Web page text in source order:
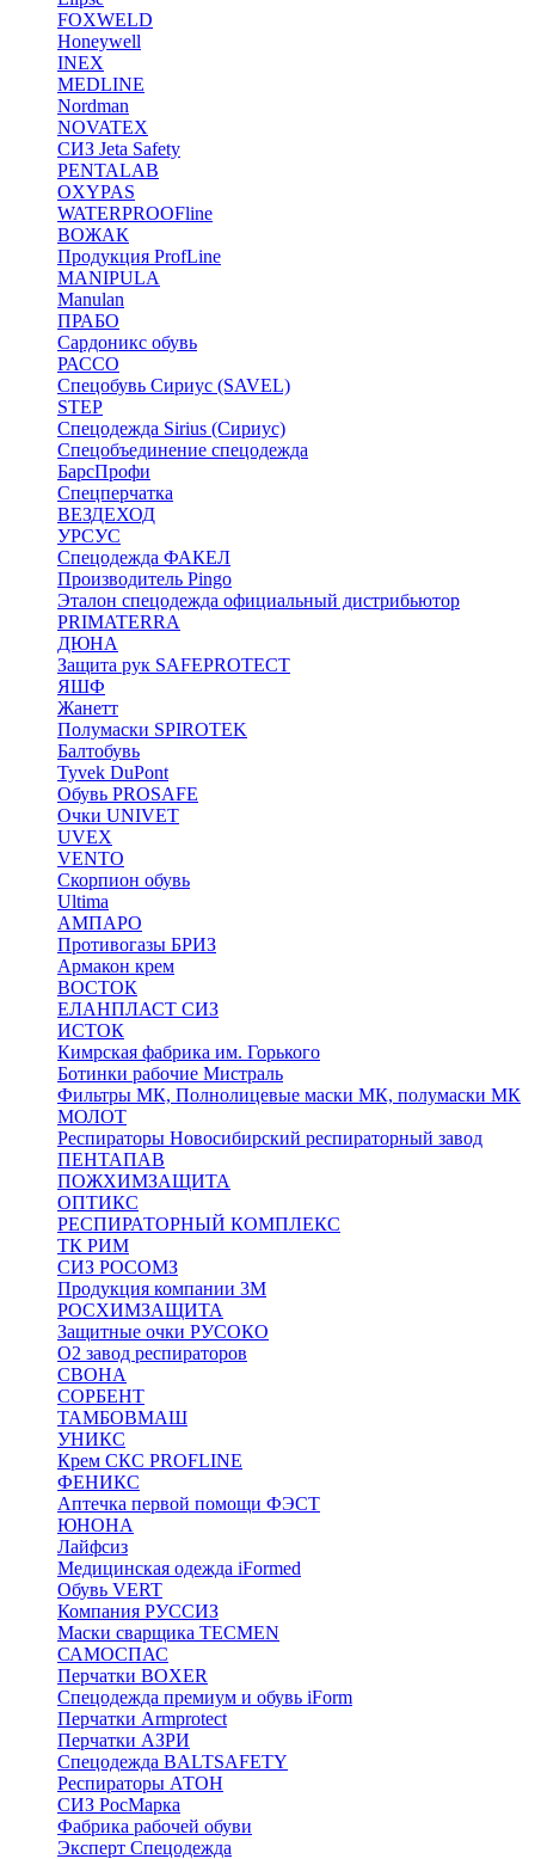
FOXWELD
Honeywell
INEX
MEDLINE
Nordman
NOVATEX
СИЗ Jeta Safety
PENTALAB
OXYPAS
WATERPROOFline
ВОЖАК
Продукция ProfLine
MANIPULA
Manulan
ПРАБО
Сардоникс обувь
РАССО
Спецобувь Сириус (SAVEL)
STEP
Спецодежда Sirius (Сириус)
Спецобъединение спецодежда
БарсПрофи
Спецперчатка
ВЕЗДЕХОД
УРСУС
Спецодежда ФАКЕЛ
Производитель Pingo
Эталон спецодежда официальный дистрибьютор
PRIMATERRA
ДЮНА
Защита рук SAFEPROTECT
ЯШФ
Жанетт
Полумаски SPIROTEK
Балтобувь
Tyvek DuPont
Обувь PROSAFE
Очки UNIVET
UVEX
VENTO
Скорпион обувь
Ultima
АМПАРО
Противогазы БРИЗ
Армакон крем
ВОСТОК
ЕЛАНПЛАСТ СИЗ
ИСТОК
Кимрская фабрика им. Горького
Ботинки рабочие Мистраль
Фильтры МК, Полнолицевые маски МК, полумаски МК
МОЛОТ
Респираторы Новосибирский респираторный завод
ПЕНТАПАВ
ПОЖХИМЗАЩИТА
ОПТИКС
РЕСПИРАТОРНЫЙ КОМПЛЕКС
ТК РИМ
СИЗ РОСОМЗ
Продукция компании 3M
РОСХИМЗАЩИТА
Защитные очки РУСОКО
О2 завод респираторов
СВОНА
СОРБЕНТ
ТАМБОВМАШ
УНИКС
Крем СКС PROFLINE
ФЕНИКС
Аптечка первой помощи ФЭСТ
ЮНОНА
Лайфсиз
Медицинская одежда iFormed
Обувь VERT
Компания РУССИЗ
Маски сварщика TECMEN
САМОСПАС
Перчатки BOXER
Спецодежда премиум и обувь iForm
Перчатки Armprotect
Перчатки АЗРИ
Спецодежда BALTSAFETY
Респираторы АТОН
СИЗ РосМарка
Фабрика рабочей обуви
Эксперт Спецодежда